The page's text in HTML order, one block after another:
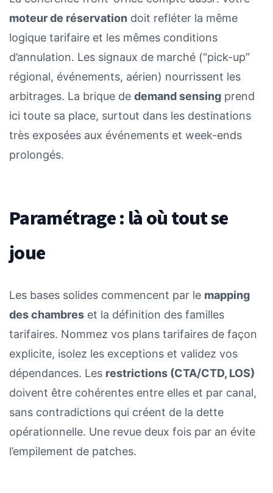
moteur de réservation doit refléter la même
logique tarifaire et les mêmes conditions
d’annulation. Les signaux de marché (“pick-up”
régional, événements, aérien) nourrissent les
arbitrages. La brique de demand sensing prend
ici toute sa place, surtout dans les destinations
très exposées aux événements et week-ends
prolongés.
Paramétrage : là où tout se
joue
Les bases solides commencent par le mapping
des chambres et la définition des familles
tarifaires. Nommez vos plans tarifaires de façon
explicite, isolez les exceptions et validez vos
dépendances. Les restrictions (CTA/CTD, LOS)
doivent être cohérentes entre elles et par canal,
sans contradictions qui créent de la dette
opérationnelle. Une revue deux fois par an évite
l’empilement de patches.